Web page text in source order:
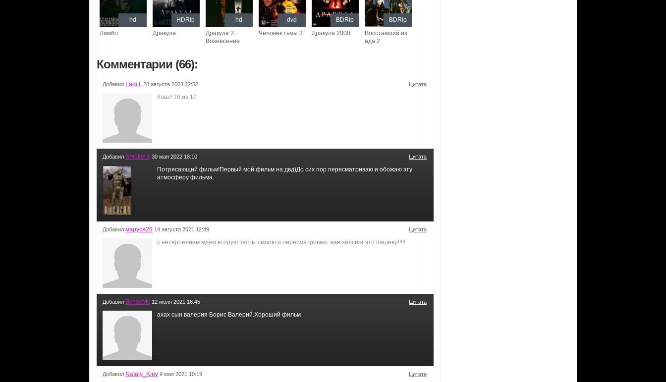
Лимбо
hd
Дракула
HDRip
Дракула 2:
Вознесение
hd
Человек тьмы 3
dvd
Дракула 2000
BDRip
Восставший из
ада 2
BDRip
Комментарии (66):
Добавил Ladi I. 28 августа 2023 22:52 Цитата
Клас! 10 из 10
Добавил SmokerX 30 мая 2022 18:10 Цитата
Потрясающий фильм!Первый мой фильм на двд)До сих пор пересматриваю и обожаю эту
атмосферу фильма.
Добавил маруся26 14 августа 2021 12:49 Цитата
с нетерпением ждем вторую часть. сморю и пересматриваю. ван хелсинг это шедевр!!!!!
Добавил ВитасМс 12 июля 2021 16:45 Цитата
ахах сын валерия Борис Валерий.Хороший фильм
Добавил Nataly_Kiev 9 мая 2021 10:19 Цитата